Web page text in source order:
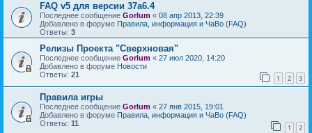
FAQ v5 для версии 37a6.4
Последнее сообщение Gorlum « 08 апр 2013, 22:39
Добавлено в форуме Правила, информация и ЧаВо (FAQ)
Ответы: 3
Релизы Проекта "Сверхновая"
Последнее сообщение Gorlum « 27 июл 2020, 14:20
Добавлено в форуме Новости
Ответы: 21 1 2 3
Правила игры
Последнее сообщение Gorlum « 27 янв 2015, 19:01
Добавлено в форуме Правила, информация и ЧаВо (FAQ)
Ответы: 11 1 2